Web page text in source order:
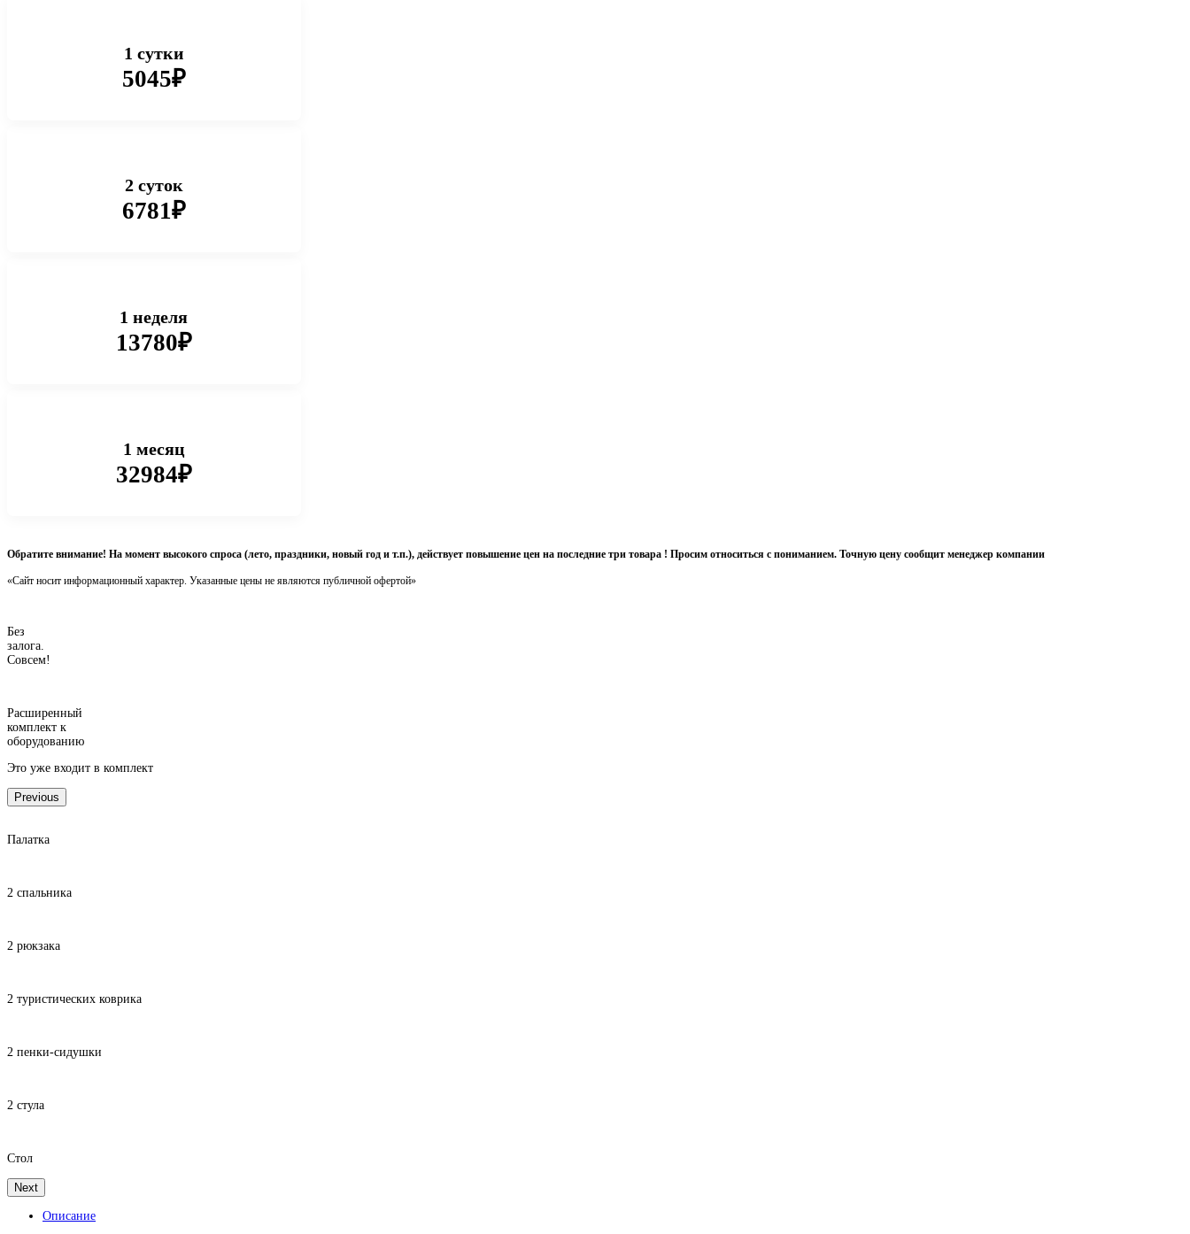
1 сутки
5045₽
2 суток
6781₽
1 неделя
13780₽
1 месяц
32984₽
Обратите внимание! На момент высокого спроса (лето, праздники, новый год и т.п.), действует повышение цен на последние три товара ! Просим относиться с пониманием. Точную цену сообщит менеджер компании
«Сайт носит информационный характер. Указанные цены не являются публичной офертой»
Без
залога.
Совсем!
Расширенный
комплект к
оборудованию
Это уже входит в комплект
Previous
Палатка
2 спальника
2 рюкзака
2 туристических коврика
2 пенки-сидушки
2 стула
Стол
Next
Описание